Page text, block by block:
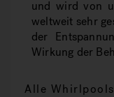
und wird von
weltweit sehr
der
Wirkung der
Alle